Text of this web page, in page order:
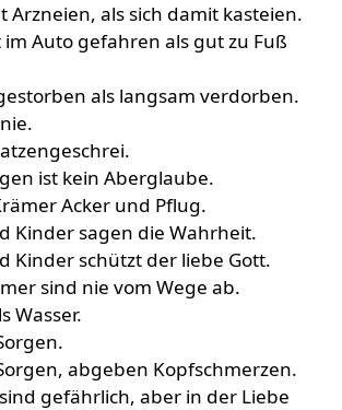
Arzneien, als sich damit kasteien.
im Auto gefahren als gut zu Fuß
als langsam verdorben.
ist kein Aberglaube.
Acker und Pflug.
Kinder sagen die Wahrheit.
Kinder schützt der liebe Gott.
sind nie vom Wege ab.
Wasser.
abgeben Kopfschmerzen.
gefährlich, aber in der Liebe